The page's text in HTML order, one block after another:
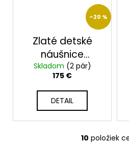
–20 %
Zlaté detské
náušnice
2344/Z/B
Skladom (2 pár)
175 €
DETAIL
10 položiek